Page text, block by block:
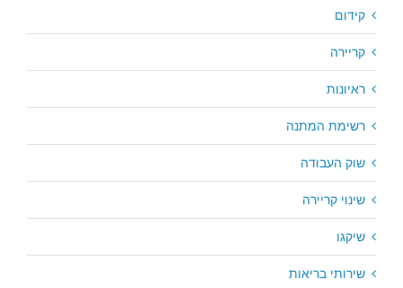
קידום
קריירה
ראיונות
רשימת המתנה
שוק העבודה
שינוי קריירה
שיקגו
שירותי בריאות